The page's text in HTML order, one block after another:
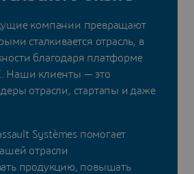
компании превращают
сталкивается отрасль, в
благодаря платформе
Наши клиенты — это
отрасли, стартапы и даже
Systèmes помогает
отрасли
продукцию, повышать